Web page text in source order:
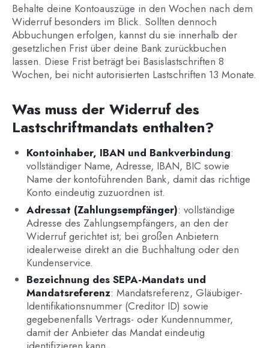
Behalte deine Kontoauszüge in den Wochen nach dem
Widerruf besonders im Blick. Sollten dennoch
Abbuchungen erfolgen, kannst du sie innerhalb der
gesetzlichen Frist über deine Bank zurückbuchen
lassen. Diese Frist beträgt bei Basislastschriften 8
Wochen, bei nicht autorisierten Lastschriften 13 Monate.
Was muss der Widerruf des
Lastschriftmandats enthalten?
Kontoinhaber, IBAN und Bankverbindung:
vollständiger Name, Adresse, IBAN, BIC sowie
Name der kontoführenden Bank, damit das richtige
Konto eindeutig zuzuordnen ist.
Adressat (Zahlungsempfänger): vollständige
Adresse des Zahlungsempfängers, an den der
Widerruf gerichtet ist; bei großen Anbietern
idealerweise direkt an die Buchhaltung oder den
Kundenservice.
Bezeichnung des SEPA-Mandats und
Mandatsreferenz: Mandatsreferenz, Gläubiger-
Identifikationsnummer (Creditor ID) sowie
gegebenenfalls Vertrags- oder Kundennummer,
damit der Anbieter das Mandat eindeutig